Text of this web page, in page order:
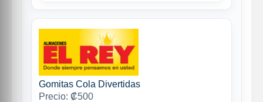
Gomitas Cola Divertidas
Precio: ₡500